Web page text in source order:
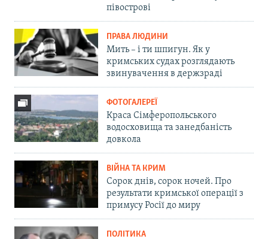
півострові
ПРАВА ЛЮДИНИ
Мить – і ти шпигун. Як у
кримських судах розглядають
звинувачення в держзраді
ФОТОГАЛЕРЕЇ
Краса Сімферопольського
водосховища та занедбаність
довкола
ВІЙНА ТА КРИМ
Сорок днів, сорок ночей. Про
результати кримської операції з
примусу Росії до миру
ПОЛІТИКА